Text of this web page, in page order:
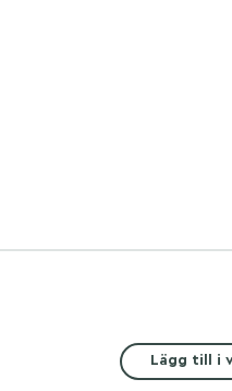
Lägg till i